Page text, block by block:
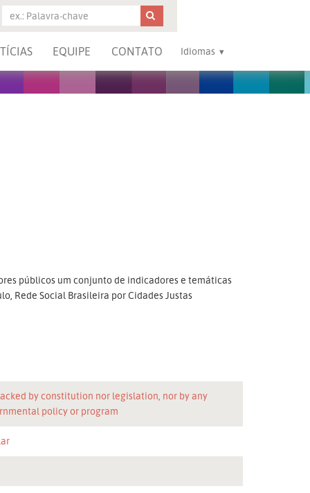
EQUIPE CONTATO Idiomas
públicos um conjunto de indicadores e temáticas
Rede Social Brasileira por Cidades Justas
by constitution nor legislation, nor by any
policy or program